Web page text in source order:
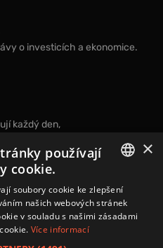
o investicích a ekonomice.
každý den,
svůj souhlas spodmínkami
CZECH
×
používají
cookie.
soubory cookie ke zlepšení
našich webových stránek
v souladu s našimi zásadami
Více informací